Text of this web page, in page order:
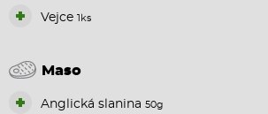
Vejce 1ks
Maso
Anglická slanina 50g